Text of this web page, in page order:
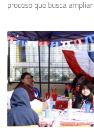
proceso que busca